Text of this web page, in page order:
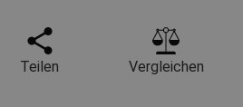
Teilen Vergleichen